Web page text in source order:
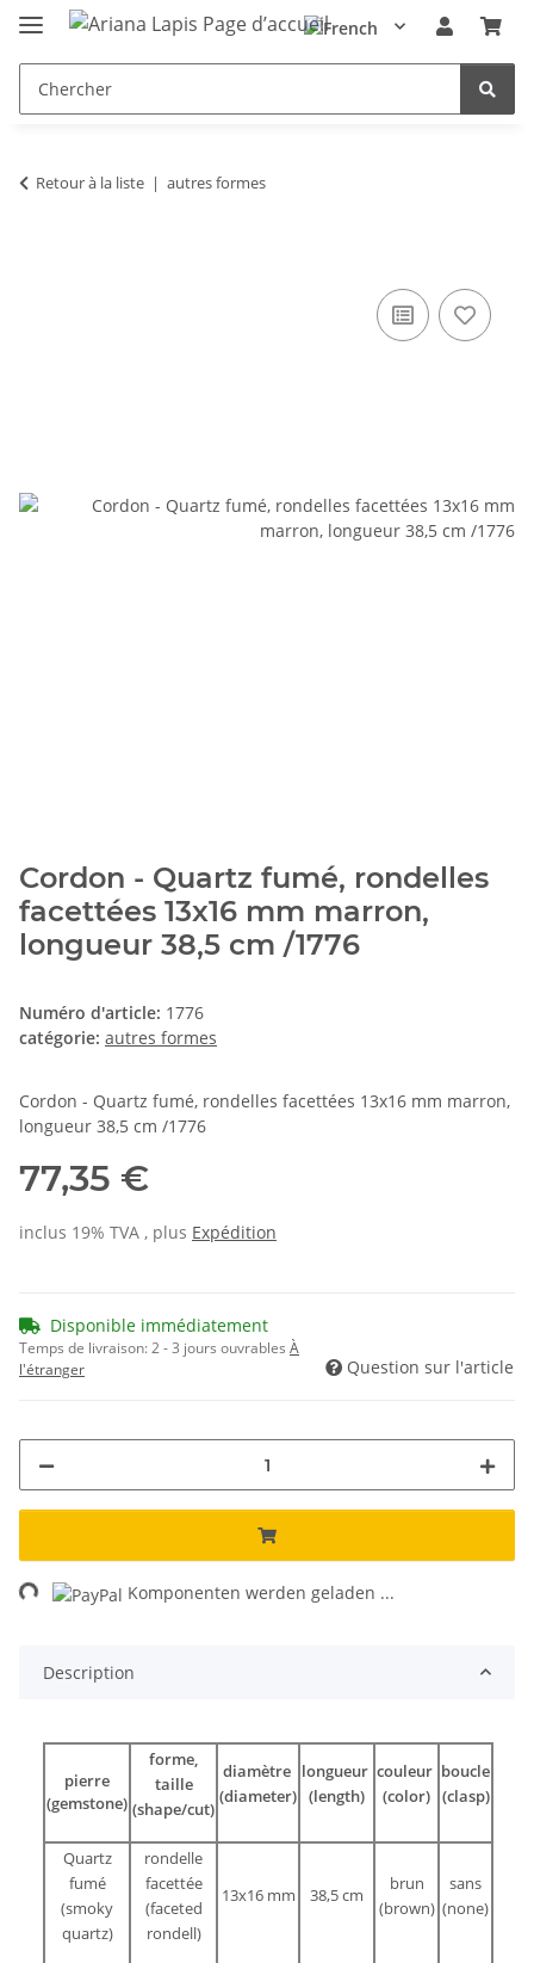
Retour à la liste autres formes
Cordon - Quartz fumé, rondelles
facettées 13x16 mm marron,
longueur 38,5 cm /1776
Numéro d'article: 1776
catégorie: autres formes
Cordon - Quartz fumé, rondelles facettées 13x16 mm marron,
longueur 38,5 cm /1776
77,35 €
inclus 19% TVA , plus Expédition
Disponible immédiatement
Temps de livraison:2 - 3 jours ouvrables À
l'étranger
Question sur l'article
Komponenten werden geladen ...
Description
pierre
(gemstone)
forme,
taille
(shape/cut)
diamètre
(diameter)
longueur
(length)
couleur
(color)
boucle
(clasp)
Quartz
fumé
(smoky
quartz)
rondelle
facettée
(faceted
rondell)
13x16 mm 38,5 cm
brun
(brown)
sans
(none)